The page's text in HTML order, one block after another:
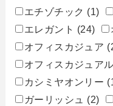
エチゾチック (1)
エレガント (24)
オフィスカジュア
オフィスカジュアル
カシミヤオンリー
ガーリッシュ
(2)